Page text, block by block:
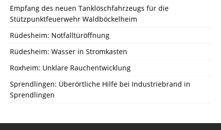
Empfang des neuen Tanklöschfahrzeugs für die
Stützpunktfeuerwehr Waldböckelheim
Rüdesheim: Notfalltüröffnung
Rüdesheim: Wasser in Stromkasten
Roxheim: Unklare Rauchentwicklung
Sprendlingen: Überörtliche Hilfe bei Industriebrand in
Sprendlingen